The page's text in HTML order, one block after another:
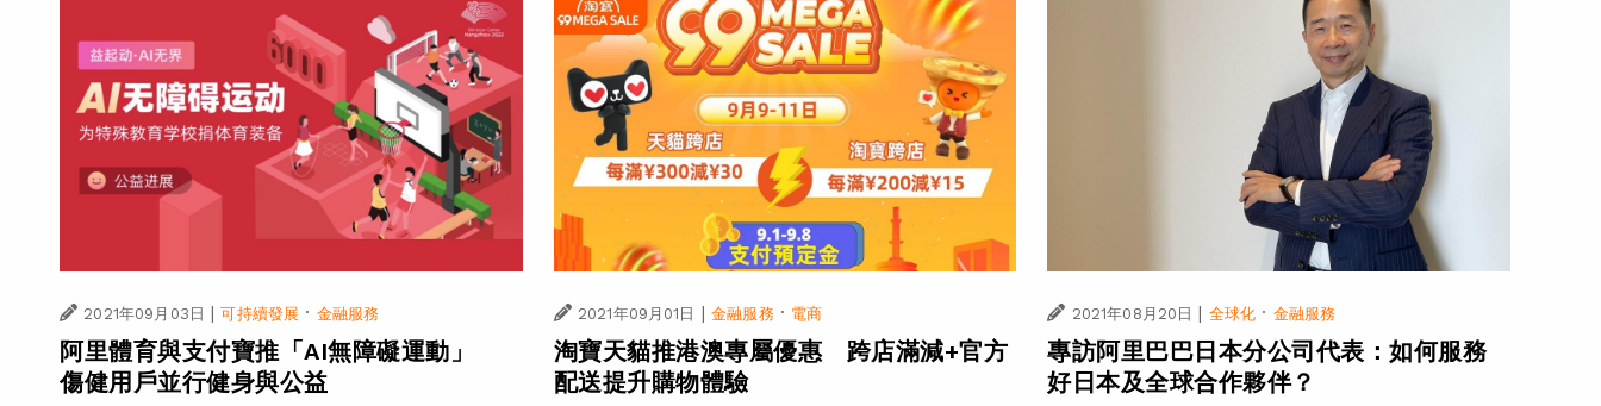
2021年09月03日 可持續發展 · 金融服務
阿里體育與支付寶推「AI無障礙運動」
傷健用戶並行健身與公益
2021年09月01日 金融服務· 電商
淘寶天貓推港澳專屬優惠 跨店滿減+官方
配送提升購物體驗
2021年08月20日 全球化 · 金融服務
專訪阿里巴巴日本分公司代表：如何服務
好日本及全球合作夥伴？